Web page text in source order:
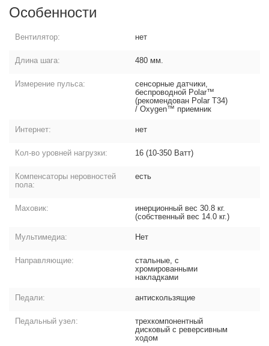
Особенности
Вентилятор: нет
Длина шага: 480 мм.
Измерение пульса:
сенсорные датчики,
беспроводной Polar™
(рекомендован Polar T34)
/ Oxygen™ приемник
Интернет: нет
Кол-во уровней нагрузки: 16 (10-350 Ватт)
Компенсаторы неровностей
пола:
есть
Маховик:
инерционный вес 30.8 кг.
(собственный вес 14.0 кг.)
Мультимедиа: Нет
Направляющие:
стальные, с
хромированными
накладками
Педали: антискользящие
Педальный узел:
трехкомпонентный
дисковый с реверсивным
ходом